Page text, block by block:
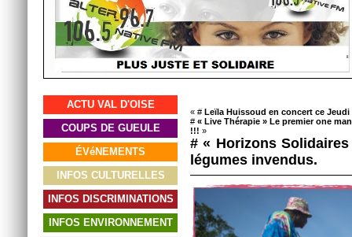
ACTU VAL D'OISE
COUPS DE GUEULE
ÉVéNEMENTS
INFOS CULTURELLES
INFOS DISCRIMINATIONS
INFOS ENVIRONNEMENT
« # Leïla Huissoud en concert ce Jeudi
# « Live Thérapie » Le premier one
!!! »
# « Horizons
légumes invendus.